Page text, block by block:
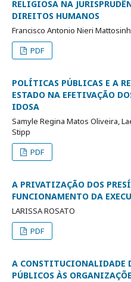
RELIGIOSA NA
DIREITOS HUMANOS
Francisco Antonio Nieri
PDF
POLÍTICAS PÚBLICAS E A
ESTADO NA EFETIVAÇÃO
IDOSA
Samyle Regina Matos Oliveira,
Stipp
PDF
A PRIVATIZAÇÃO DOS
FUNCIONAMENTO DA
LARISSA ROSATO
PDF
A CONSTITUCIONALIDADE
PÚBLICOS ÀS